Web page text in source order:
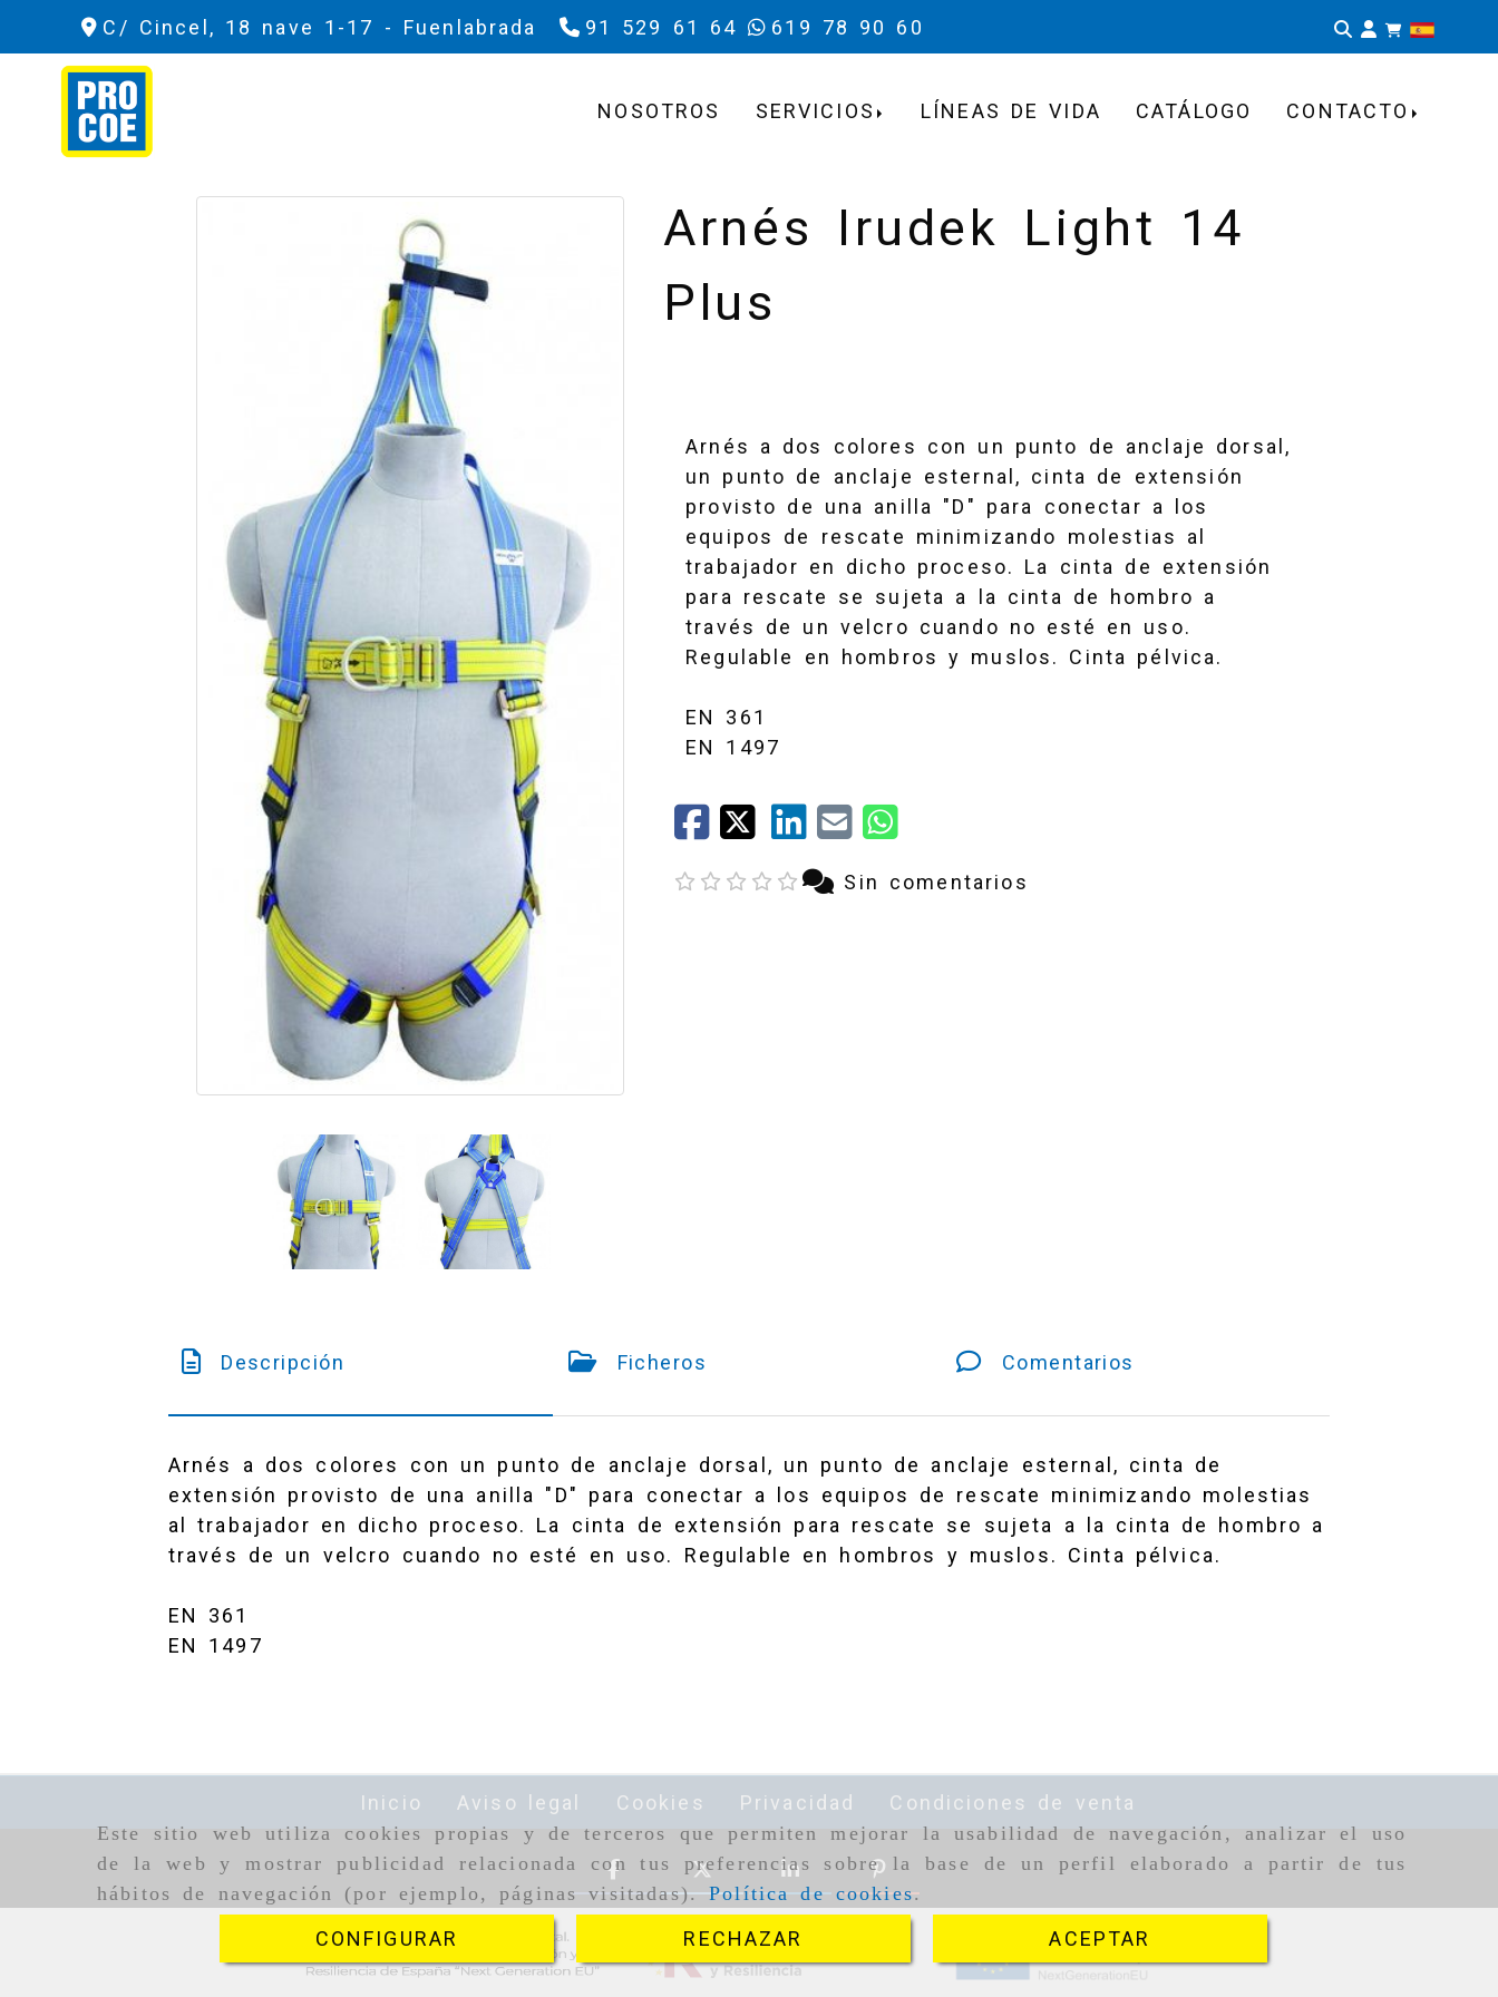
Este sitio web utiliza cookies propias y de terceros que permiten mejorar la usabilidad de navegación, analizar el uso
de la web y mostrar publicidad relacionada con tus preferencias sobre la base de un perfil elaborado a partir de tus
hábitos de navegación (por ejemplo, páginas visitadas).Política de cookies.
CONFIGURAR RECHAZAR ACEPTAR
C/ Cincel, 18 nave 1-17 - Fuenlabrada 91 529 61 64 619 78 90 60
NOSOTROS SERVICIOS LÍNEAS DE VIDA CATÁLOGO CONTACTO
Arnés Irudek Light 14
Plus
Arnés a dos colores con un punto de anclaje dorsal,
un punto de anclaje esternal, cinta de extensión
provisto de una anilla "D" para conectar a los
equipos de rescate minimizando molestias al
trabajador en dicho proceso. La cinta de extensión
para rescate se sujeta a la cinta de hombro a
través de un velcro cuando no esté en uso.
Regulable en hombros y muslos. Cinta pélvica.
EN 361
EN 1497
Sin comentarios
Descripción Ficheros Comentarios
Arnés a dos colores con un punto de anclaje dorsal, un punto de anclaje esternal, cinta de
extensión provisto de una anilla "D" para conectar a los equipos de rescate minimizando molestias
al trabajador en dicho proceso. La cinta de extensión para rescate se sujeta a la cinta de hombro a
través de un velcro cuando no esté en uso. Regulable en hombros y muslos. Cinta pélvica.
EN 361
EN 1497
Inicio Aviso legal Cookies Privacidad Condiciones de venta